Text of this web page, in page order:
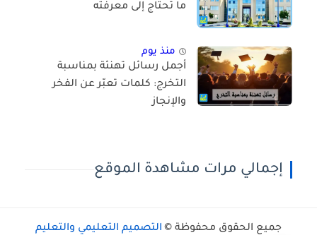
ما تحتاج إلى معرفته
منذ يوم
أجمل رسائل تهنئة بمناسبة
التخرج: كلمات تعبّر عن الفخر
والإنجاز
إجمالي مرات مشاهدة الموقع
جميع الحقوق محفوظة © التصميم التعليمي والتعليم